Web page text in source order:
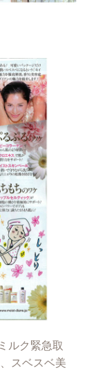
ルク緊急取
スベスベ美